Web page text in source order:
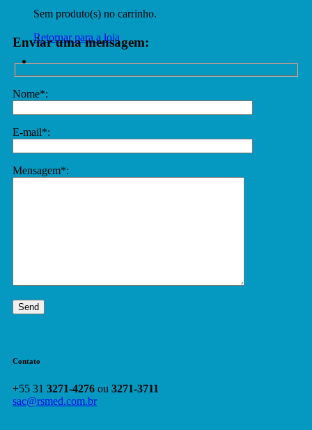
Sem produto(s) no carrinho.
Retornar para a loja
Enviar uma mensagem:
Nome*:
E-mail*:
Mensagem*:
Contato
+55 31 3271-4276 ou 3271-3711
sac@rsmed.com.br